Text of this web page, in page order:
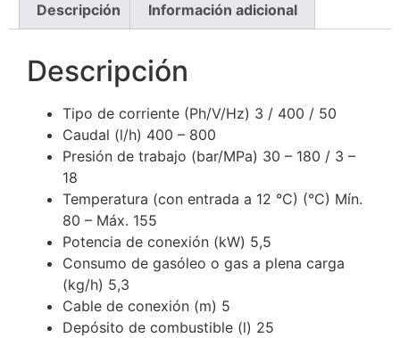
Descripción Información adicional
Descripción
Tipo de corriente (Ph/V/Hz) 3 / 400 / 50
Caudal (l/h) 400 – 800
Presión de trabajo (bar/MPa) 30 – 180 / 3 –
18
Temperatura (con entrada a 12 °C) (°C) Mín.
80 – Máx. 155
Potencia de conexión (kW) 5,5
Consumo de gasóleo o gas a plena carga
(kg/h) 5,3
Cable de conexión (m) 5
Depósito de combustible (l) 25